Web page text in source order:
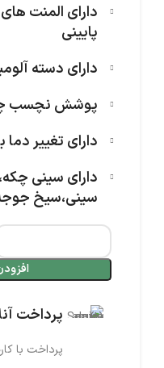
پایینی
دارای دسته
پوشش نچسب
دارای تغییر
دارای سینی
سینی،سیخ
پرداخت
پرداخت با